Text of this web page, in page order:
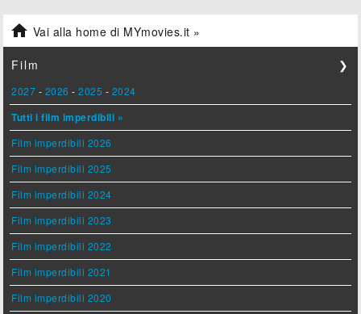
 Vai alla home di MYmovies.it »
Film ❯
2027 - 2026 -2025 - 2024
Tutti i film imperdibili »
Film imperdibili 2026
Film imperdibili 2025
Film imperdibili 2024
Film imperdibili 2023
Film imperdibili 2022
Film imperdibili 2021
Film imperdibili 2020